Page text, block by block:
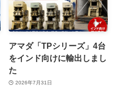
アマダ「TPシリーズ」4台
をインド向けに輸出しまし
た
2026年7月31日